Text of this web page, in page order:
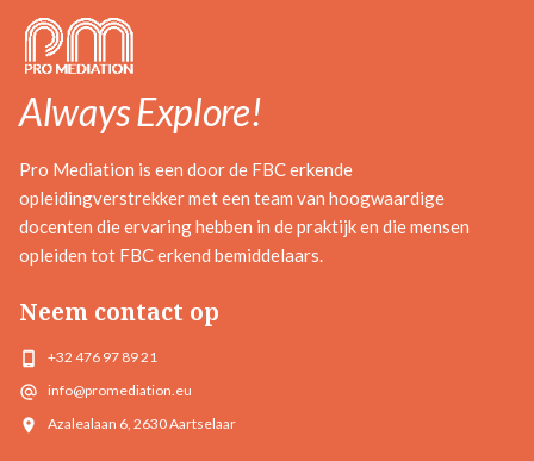
Always Explore!
Pro Mediation is een door de FBC erkende
opleidingverstrekker met een team van hoogwaardige
docenten die ervaring hebben in de praktijk en die mensen
opleiden tot FBC erkend bemiddelaars.
Neem contact op
+32 476 97 89 21
info@promediation.eu
Azalealaan 6, 2630 Aartselaar